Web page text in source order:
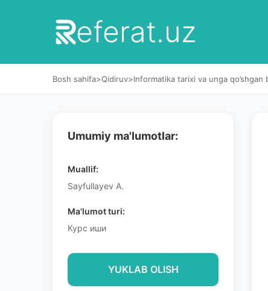
eferat.uz
Bosh sahifa>Qidiruv>Informatika tarixi va unga qo’shgan
Umumiy ma'lumotlar:
Muallif:
Sayfullayev A.
Ma'lumot turi:
Курс иши
YUKLAB OLISH